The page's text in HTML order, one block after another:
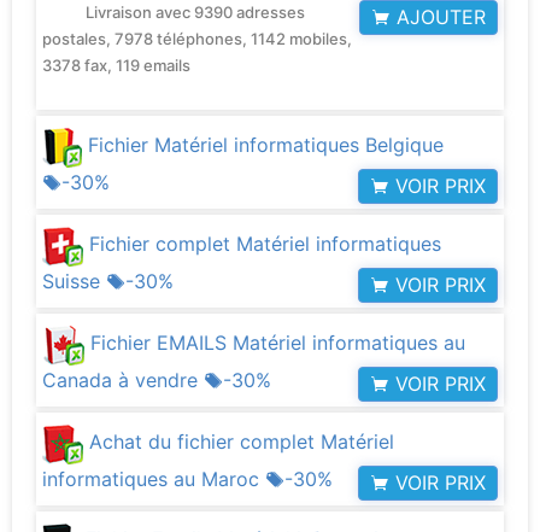
AJOUTER
Livraison avec 9390 adresses
postales, 7978 téléphones, 1142 mobiles,
3378 fax, 119 emails
Fichier Matériel informatiques Belgique
-30%
VOIR PRIX
Fichier complet Matériel informatiques
Suisse
-30% VOIR PRIX
Fichier EMAILS Matériel informatiques au
Canada à vendre
-30% VOIR PRIX
Achat du fichier complet Matériel
informatiques au Maroc
-30% VOIR PRIX